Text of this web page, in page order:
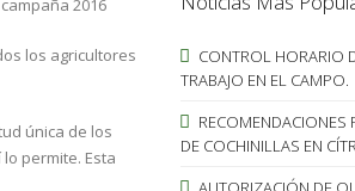
los agricultores
única de los
permite. Esta
CONTROL HORARIO
TRABAJO EN EL CAMPO.
RECOMENDACIONES
DE COCHINILLAS EN